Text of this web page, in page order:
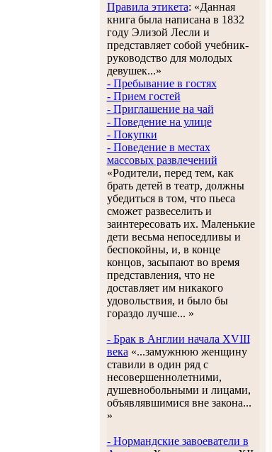
Правила этикета: «Данная
книга была написана в 1832
году Элизой Лесли и
представляет собой учебник-
руководство для молодых
девушек...»
- Пребывание в гостях
- Прием гостей
- Приглашение на чай
- Поведение на улице
- Покупки
- Поведение в местах
массовых развлечений
«Родители, перед тем, как
брать детей в театр, должны
убедиться в том, что пьеса
сможет развеселить и
заинтересовать их. Маленькие
дети весьма непоседливы и
беспокойны, и, в конце
концов, засыпают во время
представления, что не
доставляет им никакого
удовольствия, и было бы
гораздо лучше... »
- Брак в Англии начала XVIII
века «...замужнюю женщину
ставили в один ряд с
несовершеннолетними,
душевнобольными и лицами,
объявлявшимися вне закона...
»
- Нормандские завоеватели в